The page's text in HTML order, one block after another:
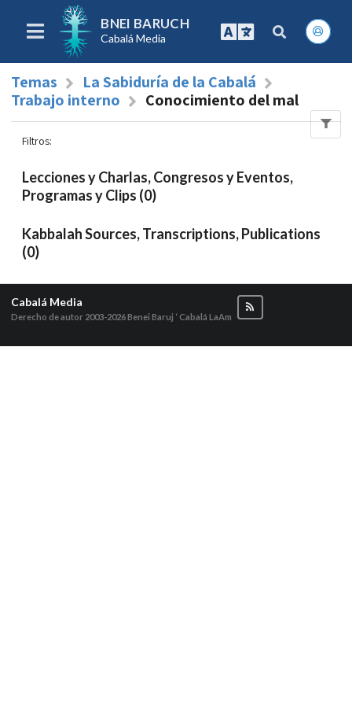
BNEI BARUCH
Cabalá Media
Temas
La Sabiduría de la Cabalá
Trabajo interno
Conocimiento del mal
Filtros:
Lecciones y Charlas, Congresos y Eventos,
Programas y Clips (0)
Kabbalah Sources, Transcriptions, Publications
(0)
Cabalá Media
Derecho de autor 2003-2026Benei Baruj ‘ Cabalá LaAm